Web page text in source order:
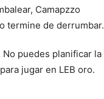
Camapzzo
termine de derrumbar.
puedes planificar la
jugar en LEB oro.